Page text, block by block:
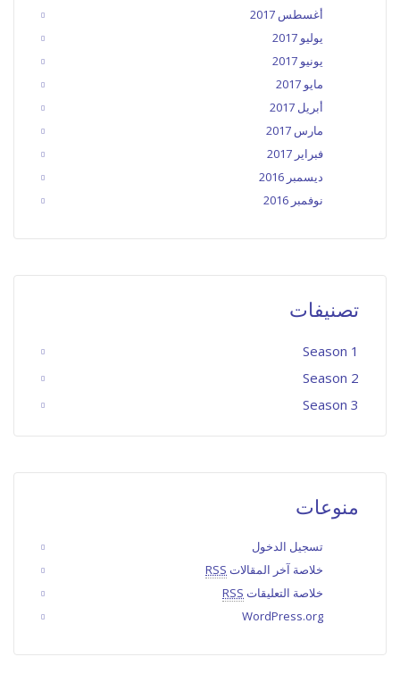
أغسطس 2017
يوليو 2017
يونيو 2017
مايو 2017
أبريل 2017
مارس 2017
فبراير 2017
ديسمبر 2016
نوفمبر 2016
تصنيفات
Season 1
Season 2
Season 3
منوعات
تسجيل الدخول
خلاصة آخر المقالات RSS
خلاصة التعليقات RSS
WordPress.org